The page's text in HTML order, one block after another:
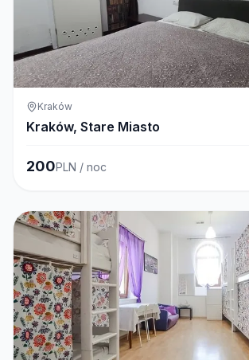
Kraków
Kraków, Stare Miasto
200PLN / noc